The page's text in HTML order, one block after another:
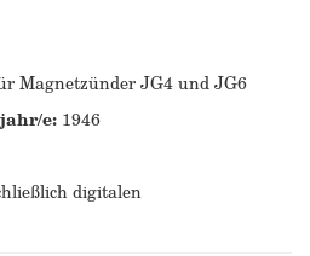
Magnetzünder JG4 und JG6
e: 1946
digitalen